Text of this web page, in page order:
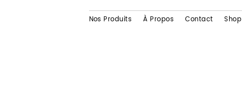
Nos Produits À Propos Contact Shop